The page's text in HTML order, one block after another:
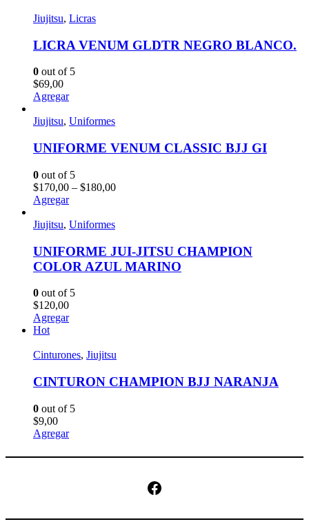
Jiujitsu, Licras
LICRA VENUM GLDTR NEGRO BLANCO.
0 out of 5
$69,00
Agregar
Jiujitsu, Uniformes
UNIFORME VENUM CLASSIC BJJ GI
0 out of 5
$170,00 – $180,00
Agregar
Jiujitsu, Uniformes
UNIFORME JUI-JITSU CHAMPION
COLOR AZUL MARINO
0 out of 5
$120,00
Agregar
Hot
Cinturones, Jiujitsu
CINTURON CHAMPION BJJ NARANJA
0 out of 5
$9,00
Agregar
Facebook